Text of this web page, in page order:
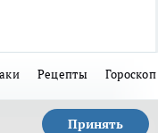
Рецепты Гороскоп
Принять